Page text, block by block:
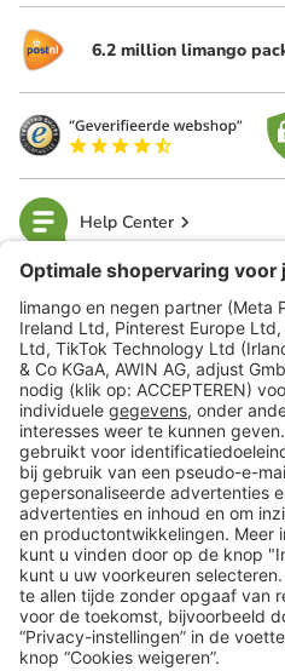
6.2 million limango
Help Center
limango
Veilig winkelen
Klantenservice
Shop
Acties